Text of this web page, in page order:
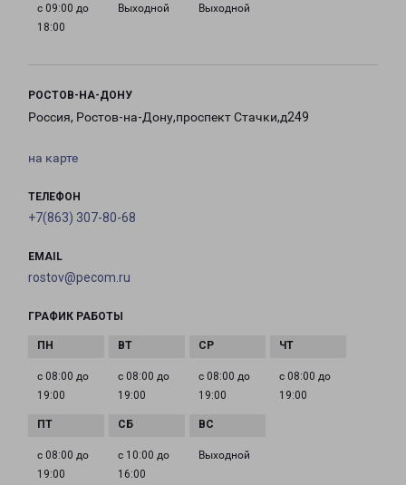
с 09:00 до
18:00
Выходной Выходной
РОСТОВ-НА-ДОНУ
Россия, Ростов-на-Дону,проспект Стачки,д249
на карте
ТЕЛЕФОН
+7(863) 307-80-68
EMAIL
rostov@pecom.ru
ГРАФИК РАБОТЫ
с 08:00 до
19:00
с 08:00 до
19:00
с 08:00 до
19:00
с 08:00 до
19:00
с 08:00 до
19:00
с 10:00 до
16:00
Выходной